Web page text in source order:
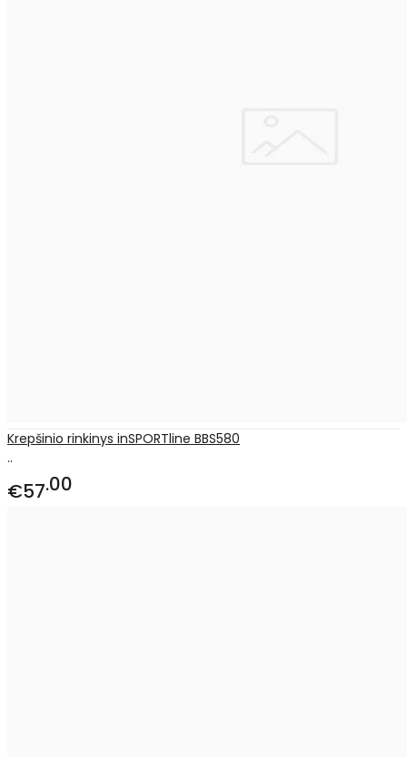
Krepšinio rinkinys inSPORTline BBS580
..
€57 00